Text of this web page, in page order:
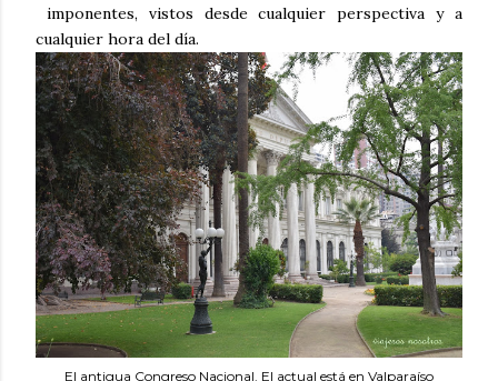
imponentes, vistos desde cualquier perspectiva y a
cualquier hora del día.
El antigua Congreso Nacional. El actual está en Valparaíso